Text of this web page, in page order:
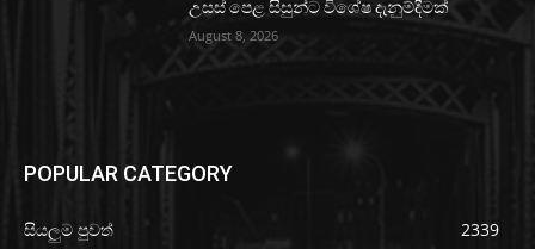
උසස් පෙළ සිසුන්ට විශේෂ දැනුම්දීමක්
August 8, 2026
POPULAR CATEGORY
සියලුම පුවත් 2339